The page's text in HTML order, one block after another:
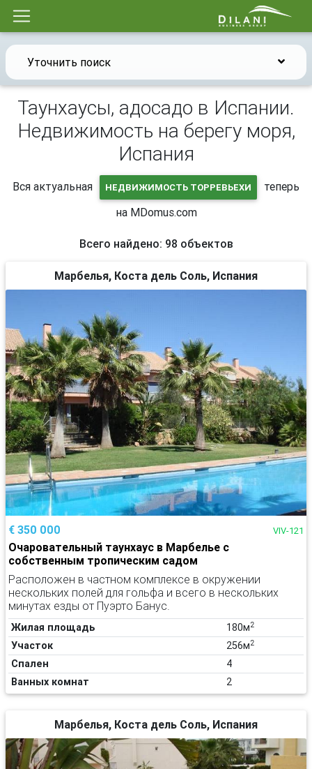
Уточнить поиск
Таунхаусы, адосадо в Испании.
Недвижимость на берегу моря,
Испания
Вся актуальная НЕДВИЖИМОСТЬ ТОРРЕВЬЕХИ
теперь
на MDomus.com
Всего найдено: 98 объектов
Марбелья, Коста дель Соль, Испания
€ 350 000 VIV-121
Очаровательный таунхаус в Марбелье с
собственным тропическим садом
Расположен в частном комплексе в окружении
нескольких полей для гольфа и всего в нескольких
минутах езды от Пуэрто Банус.
Жилая площадь 180м2
Участок 256м2
Спален
4
Ванных комнат
2
Марбелья, Коста дель Соль, Испания